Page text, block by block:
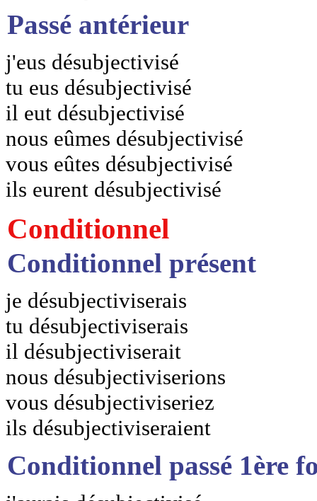
Passé antérieur
j'eus désubjectivisé
tu eus désubjectivisé
il eut désubjectivisé
nous eûmes désubjectivisé
vous eûtes désubjectivisé
ils eurent désubjectivisé
Conditionnel
Conditionnel présent
je désubjectiviserais
tu désubjectiviserais
il désubjectiviserait
nous désubjectiviserions
vous désubjectiviseriez
ils désubjectiviseraient
Conditionnel passé 1ère